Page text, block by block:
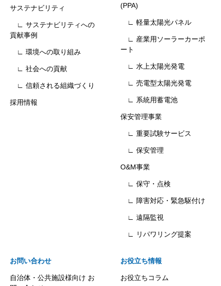
サステナビリティ
∟ サステナビリティへの
貢献事例
∟ 環境への取り組み
∟ 社会への貢献
∟ 信頼される組織づくり
採用情報
(PPA)
∟ 軽量太陽光パネル
∟ 産業用ソーラーカーポ
ート
∟ 水上太陽光発電
∟ 売電型太陽光発電
∟ 系統用蓄電池
保安管理事業
∟ 重要試験サービス
∟ 保安管理
O&M事業
∟ 保守・点検
∟ 障害対応・緊急駆付け
∟ 遠隔監視
∟ リパワリング提案
お問い合わせ
自治体・公共施設様向け お
お役立ち情報
お役立ちコラム